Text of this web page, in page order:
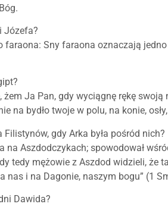
Józefa?
faraona: Sny faraona oznaczają
żem Ja Pan, gdy wyciągnę rękę swoją
na bydło twoje w polu, na konie,
Filistynów, gdy Arka była pośród nich?
na Aszdodczykach; spowodował
tedy mężowie z Aszdod widzieli, że
nas i na Dagonie, naszym bogu” (1
Dawida?